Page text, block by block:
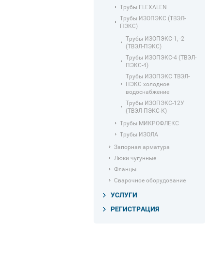
Трубы FLEXALEN
Трубы ИЗОПЭКС (ТВЭЛ-
ПЭКС)
Трубы ИЗОПЭКС-1, -2
(ТВЭЛ-ПЭКС)
Трубы ИЗОПЭКС-4 (ТВЭЛ-
ПЭКС-4)
Трубы ИЗОПЭКС ТВЭЛ-
ПЭКС холодное
водоснабжение
Трубы ИЗОПЭКС-12У
(ТВЭЛ-ПЭКС-К)
Трубы МИКРОФЛЕКС
Трубы ИЗОЛА
Запорная арматура
Люки чугунные
Фланцы
Сварочное оборудование
УСЛУГИ
РЕГИСТРАЦИЯ